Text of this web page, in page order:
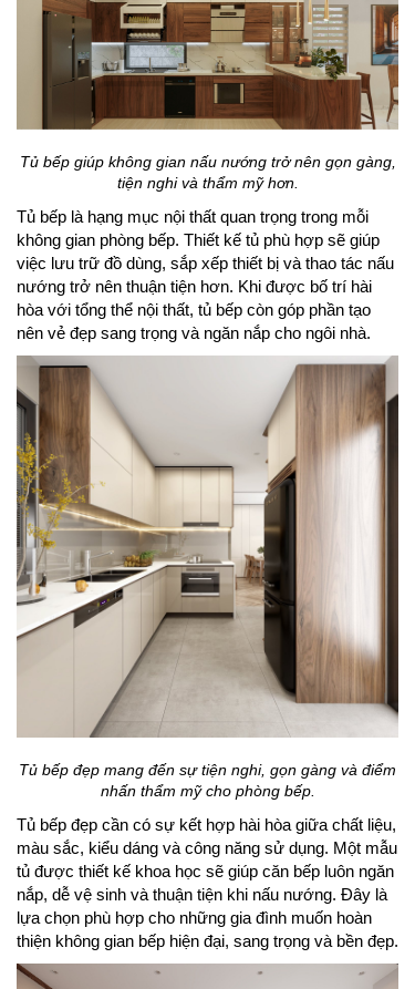
Tủ bếp giúp không gian nấu nướng trở nên gọn gàng,
tiện nghi và thẩm mỹ hơn.
Tủ bếp là hạng mục nội thất quan trọng trong mỗi
không gian phòng bếp. Thiết kế tủ phù hợp sẽ giúp
việc lưu trữ đồ dùng, sắp xếp thiết bị và thao tác nấu
nướng trở nên thuận tiện hơn. Khi được bố trí hài
hòa với tổng thể nội thất, tủ bếp còn góp phần tạo
nên vẻ đẹp sang trọng và ngăn nắp cho ngôi nhà.
Tủ bếp đẹp mang đến sự tiện nghi, gọn gàng và điểm
nhấn thẩm mỹ cho phòng bếp.
Tủ bếp đẹp cần có sự kết hợp hài hòa giữa chất liệu,
màu sắc, kiểu dáng và công năng sử dụng. Một mẫu
tủ được thiết kế khoa học sẽ giúp căn bếp luôn ngăn
nắp, dễ vệ sinh và thuận tiện khi nấu nướng. Đây là
lựa chọn phù hợp cho những gia đình muốn hoàn
thiện không gian bếp hiện đại, sang trọng và bền đẹp.